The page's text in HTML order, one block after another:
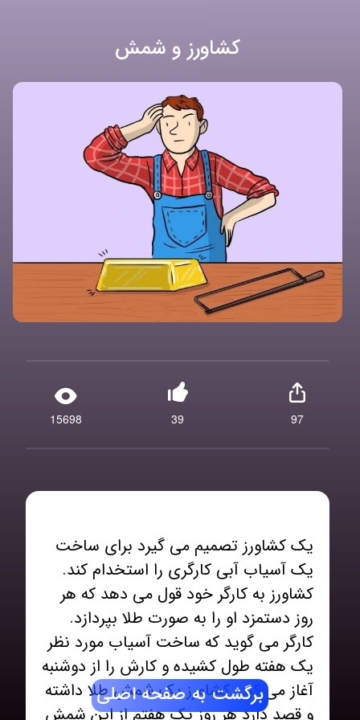
کشاورز و شمش
15698 39 97
یک کشاورز تصمیم می گیرد برای ساخت
یک آسیاب آبی کارگری را استخدام کند.
کشاورز به کارگر خود قول می دهد که هر
روز دستمزد او را به صورت طلا بپردازد.
کارگر می گوید که ساخت آسیاب مورد نظر
یک هفته طول کشیده و کارش را از دوشنبه
آغاز می کند. کشاورز یک شمش طلا داشته
و قصد دارد هر روز یک هفتم از این شمش
برگشت به صفحه اصلی